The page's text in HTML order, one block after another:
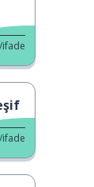
ifade
ifade